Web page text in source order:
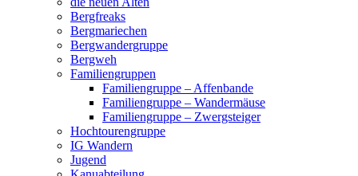
Bergfreaks
Bergmariechen
Bergwandergruppe
Bergweh
Familiengruppen
Familiengruppe – Affenbande
Familiengruppe – Wandermäuse
Familiengruppe – Zwergsteiger
Hochtourengruppe
IG Wandern
Jugend